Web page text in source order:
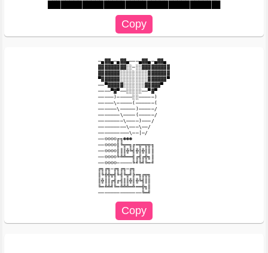
─▄▓▓▄─▄▓▓▄───▄▓▓▄─▄▓▓▄
▓▓▓▓▓▓▓▓▓░░─░░▓▓▓▓▓▓▓▓▓
▓▓▓▓▓▓▓░░░░░░░░░▓▓▓▓▓▓▓
▀▓▓▓▓▓▓░░░░░░░░░▓▓▓▓▓▓▀
──▀▓▓▓▓▓░░░░░░░▓▓▓▓▓▀
────▀▓▀──░░░░░──▀▓▀
─────)─────░░─────)
─────\─────(──────(
──────\─────)─────/
───────\────(─────/
────────\────)───/
─────────\───\──/
──────────\──|─/
──☺☺☺☺╔╗☻☻☻
──☺☺☺☺║╚╦═╗╔═╦═╦╦╗
──☺☺☺☺║║║╬╚╣╬║╬║║║
──☺☺☺☺╚╩╩══╣╔╣╔╬╗║
──☺☺☺☺─────╚╝╚╝╚═╝
╔╗╔╗─╔╗╔╗─╔╗
║╚╬╬╦╣╚╣╚╦╝╠═╗╔╦╗
║╬║║╔╣╔╣║║╬║╬╚╣║║
╚═╩╩╝╚═╩╩╩═╩══╬╗║